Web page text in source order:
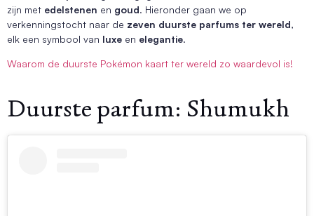
zijn met edelstenen en goud. Hieronder gaan we op
verkenningstocht naar de zeven duurste parfums ter wereld,
elk een symbool van luxe en elegantie.
Waarom de duurste Pokémon kaart ter wereld zo waardevol is!
Duurste parfum: Shumukh